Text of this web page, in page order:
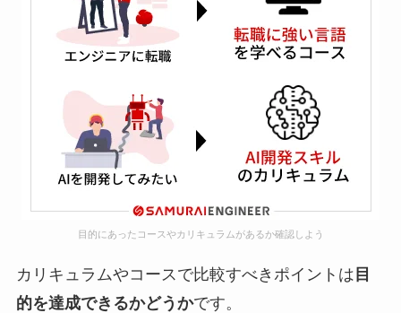
目的にあったコースやカリキュラムがあるか確認しよう
カリキュラムやコースで比較すべきポイントは 目
的を達成できるかどうかです。